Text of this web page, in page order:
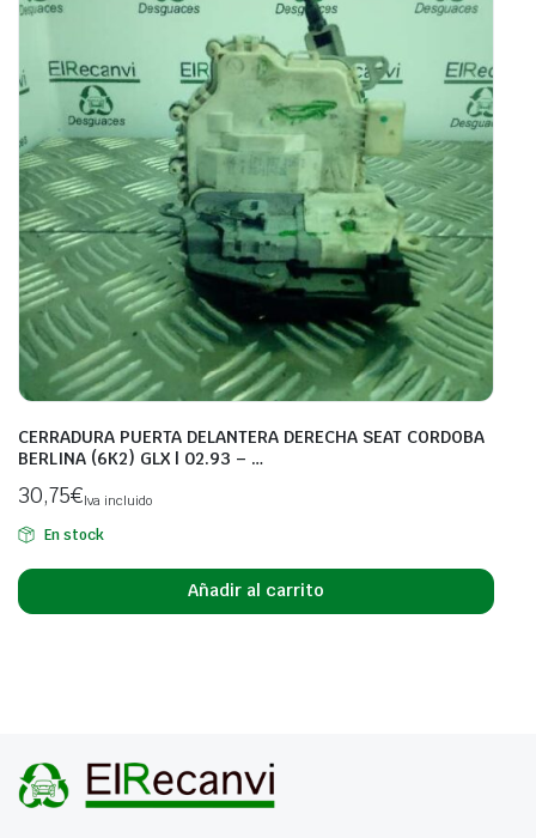
CERRADURA PUERTA DELANTERA DERECHA SEAT CORDOBA
BERLINA (6K2) GLX | 02.93 – …
30,75€Iva incluido
En stock
Añadir al carrito